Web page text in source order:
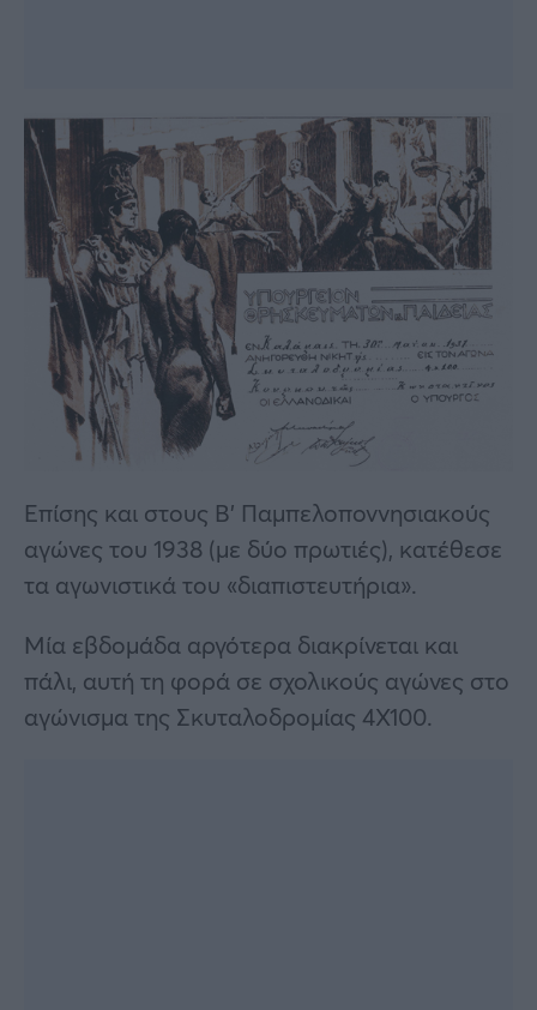
Επίσης και στους Β’ Παμπελοποννησιακούς
αγώνες του 1938 (με δύο πρωτιές), κατέθεσε
τα αγωνιστικά του «διαπιστευτήρια».
Μία εβδομάδα αργότερα διακρίνεται και
πάλι, αυτή τη φορά σε σχολικούς αγώνες στο
αγώνισμα της Σκυταλοδρομίας 4Χ100.